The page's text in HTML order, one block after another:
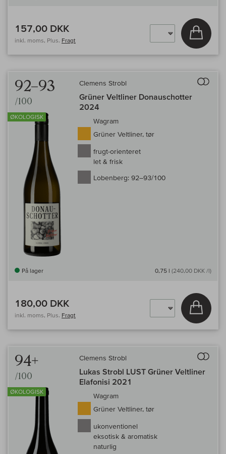
157,00 DKK
inkl. moms, Plus. Fragt
Læg i
92–93
/100
ØKOLOGISK
Clemens Strobl
Grüner Veltliner Donauschotter
2024
Wagram
Grüner Veltliner, tør
frugt-orienteret
let & frisk
Lobenberg: 92–93/100
På lager 0,75 l (240,00 DKK /l)
180,00 DKK
inkl. moms, Plus. Fragt
Læg i
94+
/100
ØKOLOGISK
Clemens Strobl
Lukas Strobl LUST Grüner Veltliner
Elafonisi 2021
Wagram
Grüner Veltliner, tør
ukonventionel
eksotisk & aromatisk
naturlig